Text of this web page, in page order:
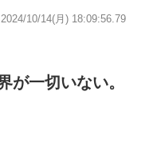
2024/10/14(月) 18:09:56.79
が一切いない。